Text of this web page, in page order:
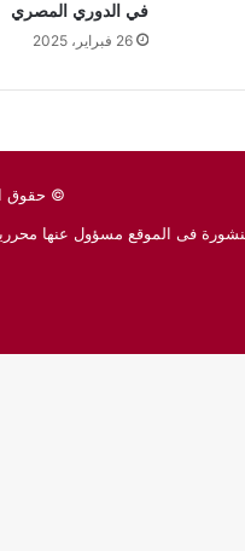
في الدوري المصري
26 فبراير، 2025
© حقوق النشر 2026، جميع الحقوق محفوظة
فى الموقع مسؤول عنها